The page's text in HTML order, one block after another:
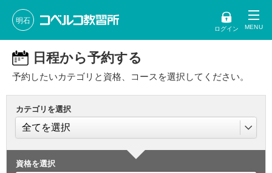
明石
ログイン
日程から予約する
予約したいカテゴリと資格、コースを選択してください。
カテゴリを選択
資格を選択